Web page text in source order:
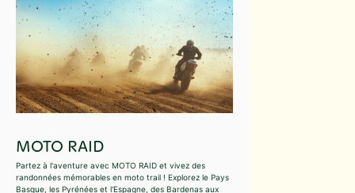
MOTO RAID
Partez à l'aventure avec MOTO RAID et vivez des
randonnées mémorables en moto trail ! Explorez le Pays
Basque, les Pyrénées et l'Espagne, des Bardenas aux